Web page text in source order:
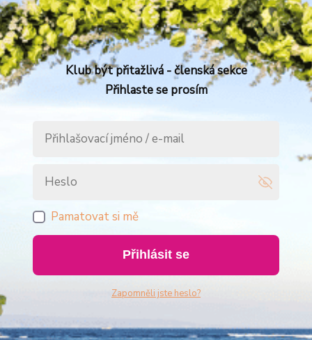
Klub být přitažlivá - členská sekce
Přihlaste se prosím
Pamatovat si mě
Přihlásit se
Zapomněli jste heslo?